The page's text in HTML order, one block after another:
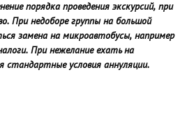
порядка проведения экскурсий, при
При недоборе группы на большой
замена на микроавтобусы, например
При нежелание ехать на
условия аннуляции.